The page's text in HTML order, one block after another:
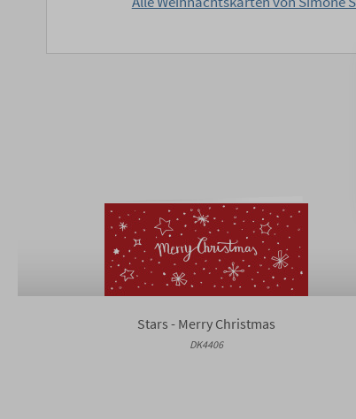
Stars - Merry Christmas
DK4406